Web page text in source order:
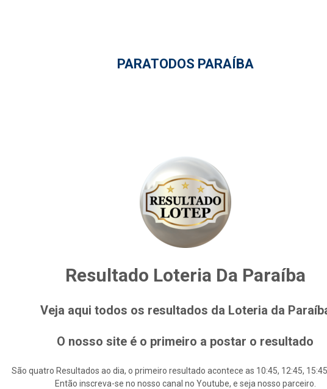
PARATODOS PARAÍBA
Resultado Loteria Da Paraíba
Veja aqui todos os resultados da Loteria da
O nosso site é o primeiro a postar o resultado
São quatro Resultados ao dia, o primeiro resultado acontece as 10:45, 12:45, 15:45
Então inscreva-se no nosso canal no Youtube, e seja nosso parceiro.